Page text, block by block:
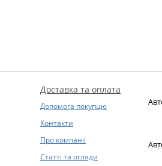
Доставка та оплата
Допомога покупцю
Контакти
Про компанії
Статті та огляди